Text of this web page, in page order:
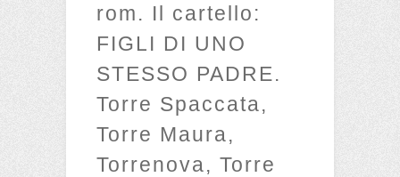
rom. Il cartello:
FIGLI DI UNO
STESSO PADRE.
Torre Spaccata,
Torre Maura,
Torrenova, Torre